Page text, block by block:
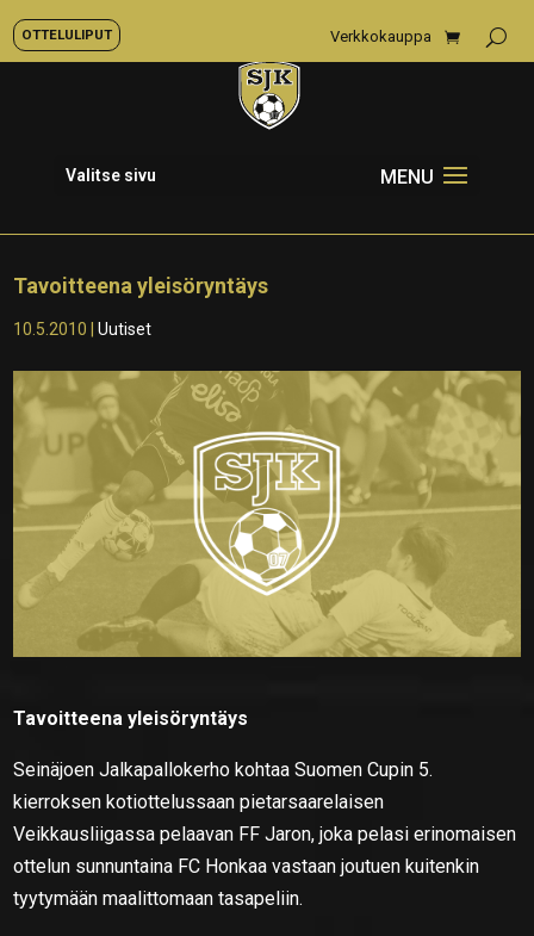
OTTELULIPUT Verkkokauppa
Valitse sivu
Tavoitteena yleisöryntäys
10.5.2010 |Uutiset
Tavoitteena yleisöryntäys
Seinäjoen Jalkapallokerho kohtaa Suomen Cupin 5.
kierroksen kotiottelussaan pietarsaarelaisen
Veikkausliigassa pelaavan FF Jaron, joka pelasi erinomaisen
ottelun sunnuntaina FC Honkaa vastaan joutuen kuitenkin
tyytymään maalittomaan tasapeliin.